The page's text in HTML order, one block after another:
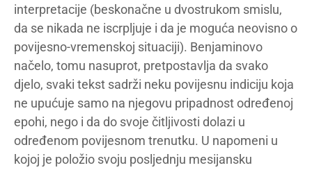
interpretacije (beskonačne u dvostrukom smislu,
da se nikada ne iscrpljuje i da je moguća neovisno o
povijesno-vremenskoj situaciji). Benjaminovo
načelo, tomu nasuprot, pretpostavlja da svako
djelo, svaki tekst sadrži neku povijesnu indiciju koja
ne upućuje samo na njegovu pripadnost određenoj
epohi, nego i da do svoje čitljivosti dolazi u
određenom povijesnom trenutku. U napomeni u
kojoj je položio svoju posljednju mesijansku